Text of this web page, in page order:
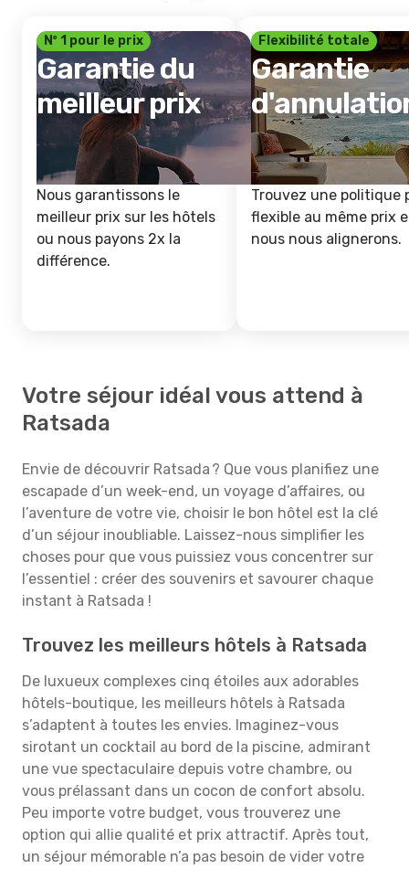
Nº 1 pour le prix
Garantie du
meilleur prix
Nous garantissons le
meilleur prix sur les hôtels
ou nous payons 2x la
différence.
Flexibilité totale
Garantie
Trouvez une politique
flexible au même prix
nous nous alignerons.
Votre séjour idéal vous attend à
Ratsada
Envie de découvrir Ratsada ? Que vous planifiez une
escapade d’un week-end, un voyage d’affaires, ou
l’aventure de votre vie, choisir le bon hôtel est la clé
d’un séjour inoubliable. Laissez-nous simplifier les
choses pour que vous puissiez vous concentrer sur
l’essentiel : créer des souvenirs et savourer chaque
instant à Ratsada !
Trouvez les meilleurs hôtels à Ratsada
De luxueux complexes cinq étoiles aux adorables
hôtels-boutique, les meilleurs hôtels à Ratsada
s’adaptent à toutes les envies. Imaginez-vous
sirotant un cocktail au bord de la piscine, admirant
une vue spectaculaire depuis votre chambre, ou
vous prélassant dans un cocon de confort absolu.
Peu importe votre budget, vous trouverez une
option qui allie qualité et prix attractif. Après tout,
un séjour mémorable n’a pas besoin de vider votre